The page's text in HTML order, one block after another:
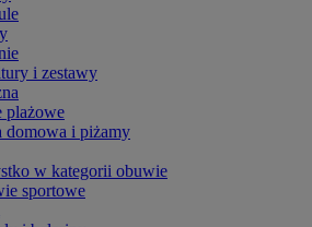
i zestawy
plażowe
domowa i piżamy
w kategorii obuwie
sportowe